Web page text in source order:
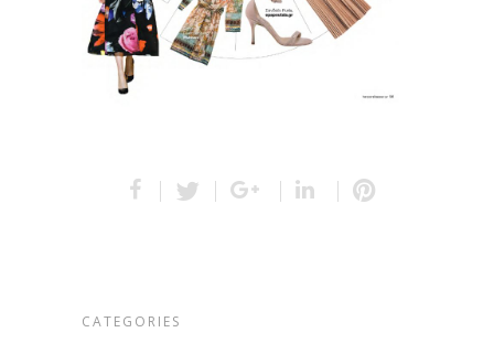
CATEGORIES